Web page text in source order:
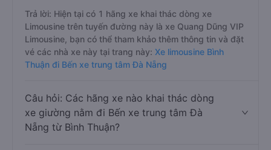
Trả lời: Hiện tại có 1 hãng xe khai thác dòng xe
Limousine trên tuyến đường này là xe Quang Dũng VIP
Limousine, bạn có thể tham khảo thêm thông tin và đặt
vé các nhà xe này tại trang này: Xe limousine Bình
Thuận đi Bến xe trung tâm Đà Nẵng
Câu hỏi: Các hãng xe nào khai thác dòng
xe giường nằm đi Bến xe trung tâm Đà
Nẵng từ Bình Thuận?